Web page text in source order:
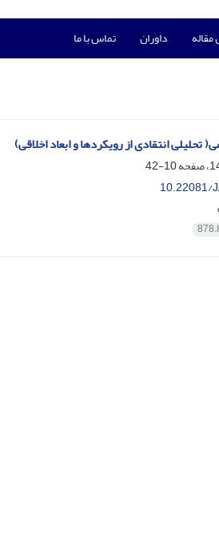
داوران تماس با ما
تحلیلی انتقادی از رویکردها و ابعاد اخلاقی)
10-42
10.22081/